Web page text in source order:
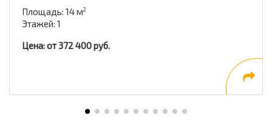
Площадь: 14 м2
Этажей: 1
Цена: от 372 400 руб.